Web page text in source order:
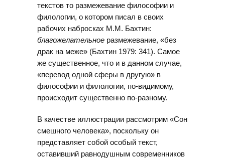
текстов то размежевание философии и
филологии, о котором писал в своих
рабочих набросках М.М. Бахтин:
благожелательное размежевание, «без
драк на меже» (Бахтин 1979: 341). Самое
же существенное, что и в данном случае,
«перевод одной сферы в другую» в
философии и филологии, по-видимому,
происходит существенно по-разному.
В качестве иллюстрации рассмотрим «Сон
смешного человека», поскольку он
представляет собой особый текст,
оставивший равнодушным современников